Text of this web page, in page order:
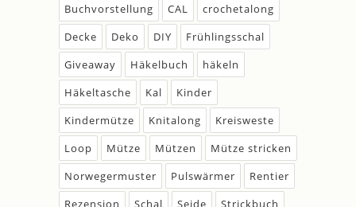
Buchvorstellung
CAL
crochetalong
Decke
Deko DIY
Frühlingsschal
Giveaway
Häkelbuch
häkeln
Häkeltasche
Kal
Kinder
Kindermütze
Knitalong
Kreisweste
Loop
Mütze Mützen
Mütze stricken
Norwegermuster
Pulswärmer
Rentier
Rezension
Schal Seide
Strickbuch